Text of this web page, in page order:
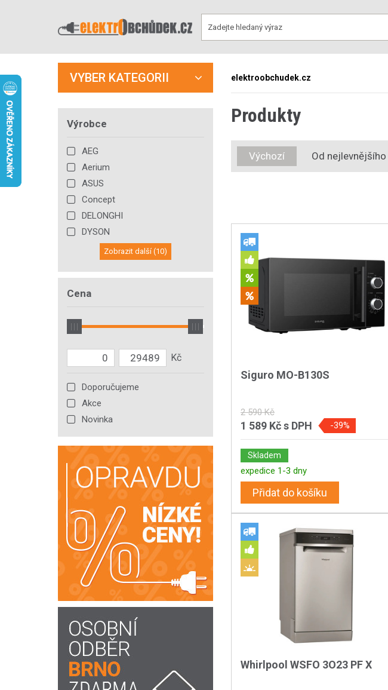
VYBER KATEGORII elektroobchudek.cz
Výrobce
AEG
Aerium
ASUS
Concept
DELONGHI
DYSON
Cena
Doporučujeme
Akce
Novinka
Produkty
Výchozí Od nejlevnějšího
Siguro MO-B130S
2 590 Kč
1 589 Kčs DPH -39%
Skladem
expedice 1-3 dny
Přidat do košíku
Whirlpool WSFO 3O23 PF X